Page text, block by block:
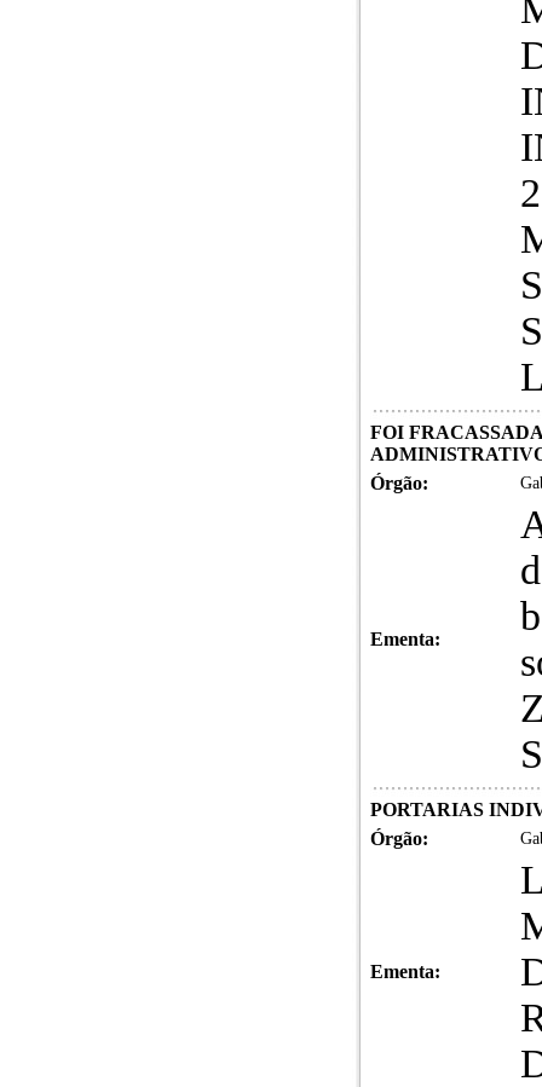
FOI
ADMINISTRATIVO
Órgão:
Ementa:
PORTARIAS
Órgão:
Ementa: